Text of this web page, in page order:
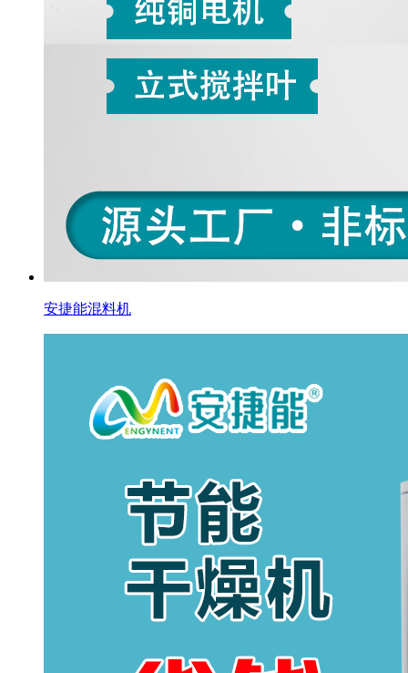
安捷能混料机